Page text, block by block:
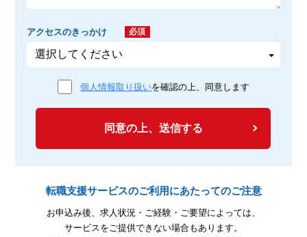
アクセスのきっかけ 必須
個人情報取り扱いを確認の上、同意します
転職支援サービスのご利用にあたってのご注意
お申込み後、求人状況・ご経験・ご要望によっては、
サービスをご提供できない場合もあります。